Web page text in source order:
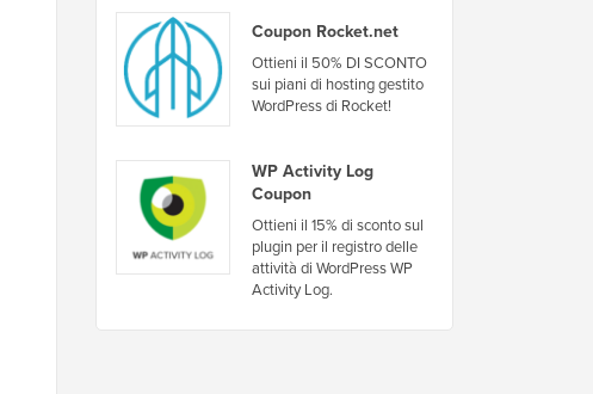
Coupon Rocket.net
Ottieni il 50% DI SCONTO
sui piani di hosting gestito
WordPress di Rocket!
WP Activity Log
Coupon
Ottieni il 15% di sconto sul
plugin per il registro delle
attività di WordPress WP
Activity Log.